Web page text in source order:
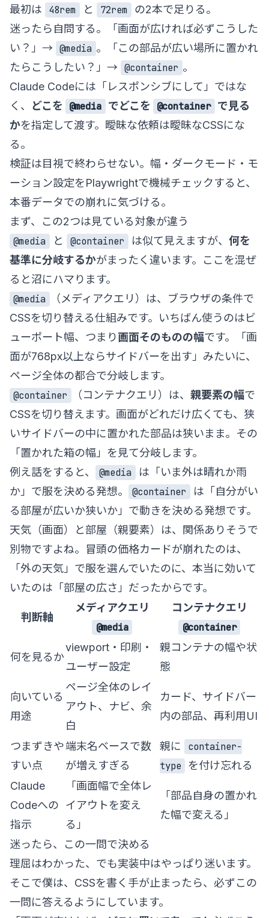
最初は
48rem と 72rem
の2本で足りる。
迷ったら自問する。「画面が広ければ必ずこうした
い？」→ @media 。「この部品が広い場所に置かれ
たらこうしたい？」→ @container 。
Claude Codeには「レスポンシブにして」ではな
く、 どこを @media でどこを @container で見る
かを指定して渡す。曖昧な依頼は曖昧なCSSにな
る。
検証は目視で終わらせない。幅・ダークモード・モ
ーション設定をPlaywrightで機械チェックすると、
本番データでの崩れに気づける。
まず、この2つは見ている対象が違う
@media
と @container は似て見えますが、 何を
基準に分岐するかがまったく違います。ここを混ぜ
ると沼にハマります。
@media
（メディアクエリ）は、ブラウザの条件で
CSSを切り替える仕組みです。いちばん使うのはビ
ューポート幅、つまり画面そのものの幅です。「画
面が768px以上ならサイドバーを出す」みたいに、
ページ全体の都合で分岐します。
@container
（コンテナクエリ）は、 親要素の幅で
CSSを切り替えます。画面がどれだけ広くても、狭
いサイドバーの中に置かれた部品は狭いまま。その
「置かれた箱の幅」を見て分岐します。
例え話をすると、
@media
は「いま外は晴れか雨
か」で服を決める発想。
@container
は「自分がい
る部屋が広いか狭いか」で動きを決める発想です。
天気（画面）と部屋（親要素）は、関係ありそうで
別物ですよね。冒頭の価格カードが崩れたのは、
「外の天気」で服を選んでいたのに、本当に効いて
いたのは「部屋の広さ」だったからです。
判断軸
メディアクエリ
@media
コンテナクエリ
@container
何を見るか
viewport・印刷・
ユーザー設定
親コンテナの幅や状
態
向いている
用途
ページ全体のレイ
アウト、ナビ、余
白
カード、サイドバー
内の部品、再利用UI
つまずきや
すい点
端末名ベースで数
が増えすぎる
親に
container-
type
を付け忘れる
Claude
Codeへの
指示
「画面幅で全体レ
イアウトを変え
る」
「部品自身の置かれ
た幅で変える」
迷ったら、この一問で決める
理屈はわかった、でも実装中はやっぱり迷います。
そこで僕は、CSSを書く手が止まったら、必ずこの
一問に答えるようにしています。